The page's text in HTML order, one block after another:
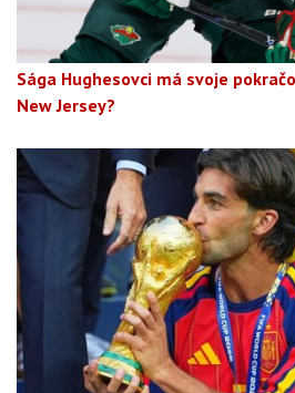
Sága Hughesovci má svoje
New Jersey?